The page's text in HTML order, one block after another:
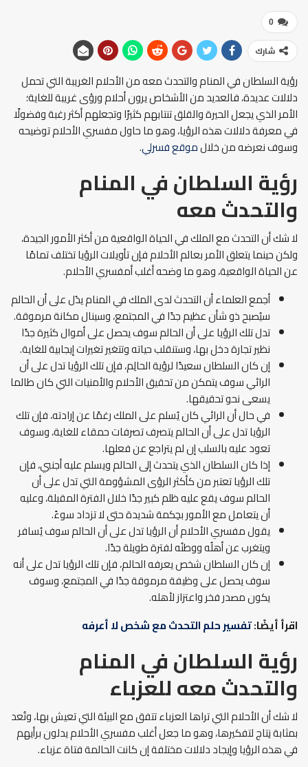
0
شارك
رؤية السلطان في المنام والتحدث معه من الأحلام الغريبة التي تحمل
دلالات عديدة، فالعديد من الأشخاص يرون أحلام ورؤى غريبة للغاية؛
الأمر الذي يجعل الحيرة والقلق تنتابهم كثيرًا وتجعلهم أكثر رغبة وفضولًا
في معرفة دلالات هذه الرؤيا، وهو ما حاول مفسري الأحلام توضيحه
وسوف نعرضه من خلالموقع فسرلي.
رؤية السلطان في المنام
والتحدث معه
لا شك أن التحدث مع الملك في الحياة الواقعية من أكثر الأمور الجيدة،
ولكن حينما يتعلق الأمر بعالم الأحلام فإن تأويلات الرؤيا تختلف تمامًا
عن الحياة الواقعية، وهو ما وضحه أغلب أمفسري الأحلام.
أجمع العلماء أن التحدث لدى الملك في المنام يدُل على أن الحالم
سيُصبح ذو شأن عظيم جدًا في المجتمع، وسينال مكانة مرموقة.
تدل تلك الرؤيا على أن الحالم سوف يحصل على أموال كثيرة جدًا
نظير تجارة دخل بها، وستنقلب حياته وتتغير تغيرات إيجابية للغاية.
إن كان السلطان سعيدًا لرؤية الحالِم، فإن تلك الرؤيا تدل على أن
الرائي سوف يتمكن من تحقيق الأحلام والأمنيات التي كان طالما
يسعى نحو تحقيقها.
في حال أن الرائي كان يُسلم على الملك رغمًا عن إرادته، فإن تلك
الرؤيا تدل على أن الحالم يتصرف تصرفات حمقاء للغاية، وسوف
تعود عليه بالسلب إن لم يتراجع عن فعلها.
إذا كان السلطان الذي يتحدث إلى الحالم ويسلم عليه أجنبي، فإن
تلك الرؤيا تعتبر من كأكثر الرؤى المشؤومة التي تدل على أن
الحالم سوف يقع عليه ظلم كبير جدًا خلال الفترة المقبلة، وعليه
أن يتعامل مع الأمور بحِكمة شديدة حتى لا تزداد سوءً.
يقول مفسري الأحلام أن الرؤيا تدل على أن الحالم سوف يُسافر
ويتغرب عن أهلُه ووطنُه لفترة طويلة جدًا.
إن كان السلطان شخص يعرفه الحالم، فإن تلك الرؤيا تدل على أنه
سوف يحصل على وظيفة مرموقة جدًا في المجتمع، وسوف
يكون مصدر فخر واعتزاز لأهله.
اقرأ أيضًا:تفسير حلم التحدث مع شخص لا أعرفه
رؤية السلطان في المنام
والتحدث معه للعزباء
لا شك أن الأحلام التي تراها العزباء تتفق مع البيئة التي تعيش بها، وتُعد
بمثابة نِتاج لتفكيرها، وهو ما جعل أغلب مفسري الأحلام يدلون برأيهم
في هذه الرؤيا وإيجاد دلالات مختلفة إن كانت الحالمة فتاة عزباء.